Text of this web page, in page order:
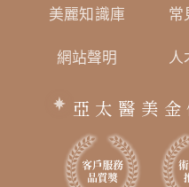
美麗知識庫 常
網站聲明 人
亞太醫美